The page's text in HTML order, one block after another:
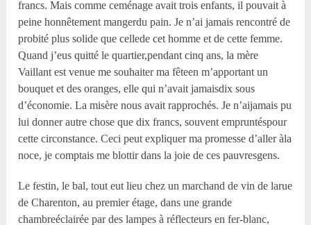
francs. Mais comme ceménage avait trois enfants, il pouvait à
peine honnêtement mangerdu pain. Je n’ai jamais rencontré de
probité plus solide que cellede cet homme et de cette femme.
Quand j’eus quitté le quartier,pendant cinq ans, la mère
Vaillant est venue me souhaiter ma fêteen m’apportant un
bouquet et des oranges, elle qui n’avait jamaisdix sous
d’économie. La misère nous avait rapprochés. Je n’aijamais pu
lui donner autre chose que dix francs, souvent empruntéspour
cette circonstance. Ceci peut expliquer ma promesse d’aller àla
noce, je comptais me blottir dans la joie de ces pauvresgens.
Le festin, le bal, tout eut lieu chez un marchand de vin de larue
de Charenton, au premier étage, dans une grande
chambreéclairée par des lampes à réflecteurs en fer-blanc,